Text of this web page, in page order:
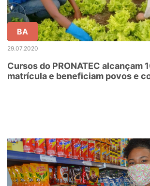
BA
29.07.2020
Cursos do PRONATEC alcançam
matrícula e beneficiam povos e